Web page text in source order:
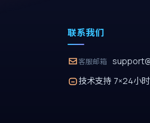
联系我们
客服邮箱
技术支持 7×24小